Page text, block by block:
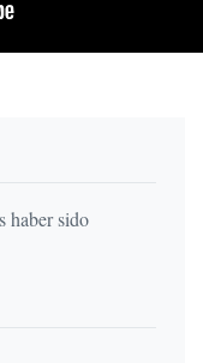
haber sido